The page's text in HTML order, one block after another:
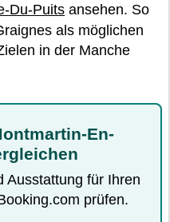
Du-Puits ansehen. So
als möglichen
in der Manche
En-
Ausstattung für Ihren
prüfen.